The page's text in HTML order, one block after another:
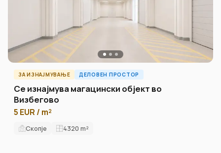
ЗА ИЗНАЈМУВАЊЕ ДЕЛОВЕН ПРОСТОР
Се изнајмува магацински објект во
Визбегово
5 EUR / m²
Скопје 4320 m²